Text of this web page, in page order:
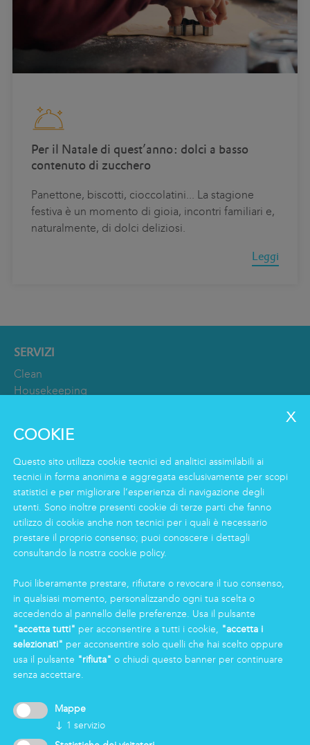
Per il Natale di quest’anno: dolci a basso
contenuto di zucchero
Panettone, biscotti, cioccolatini... La stagione
festiva è un momento di gioia, incontri familiari e,
naturalmente, di dolci deliziosi.
Leggi
SERVIZI
Clean
Housekeeping
Logistics & Care
Servizio Eco Clean
INFORMAZIONI
Gruppo
Certificazioni
News
Markas Family
Press
AREA RISERVATA
COOKIE
Questo sito utilizza cookie tecnici ed analitici assimilabili ai
tecnici in forma anonima e aggregata esclusivamente per scopi
statistici e per migliorare l’esperienza di navigazione degli
utenti. Sono inoltre presenti cookie di terze parti che fanno
utilizzo di cookie anche non tecnici per i quali è necessario
prestare il proprio consenso; puoi conoscere i dettagli
consultando la nostra cookie policy.
Puoi liberamente prestare, rifiutare o revocare il tuo consenso,
in qualsiasi momento, personalizzando ogni tua scelta o
accedendo al pannello delle preferenze. Usa il pulsante
"accetta tutti" per acconsentire a tutti i cookie, "accetta i
selezionati" per acconsentire solo quelli che hai scelto oppure
usa il pulsante "rifiuta" o chiudi questo banner per continuare
senza accettare.
Mappe
↓ 1 servizio